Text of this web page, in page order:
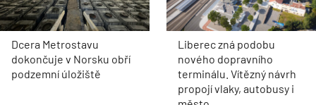
Dcera Metrostavu
dokončuje v Norsku obří
podzemní úložiště
Liberec zná podobu
nového dopravního
terminálu. Vítězný návrh
propojí vlaky, autobusy i